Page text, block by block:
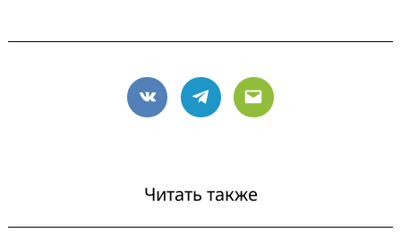
VK Telegram
Email
Читать также